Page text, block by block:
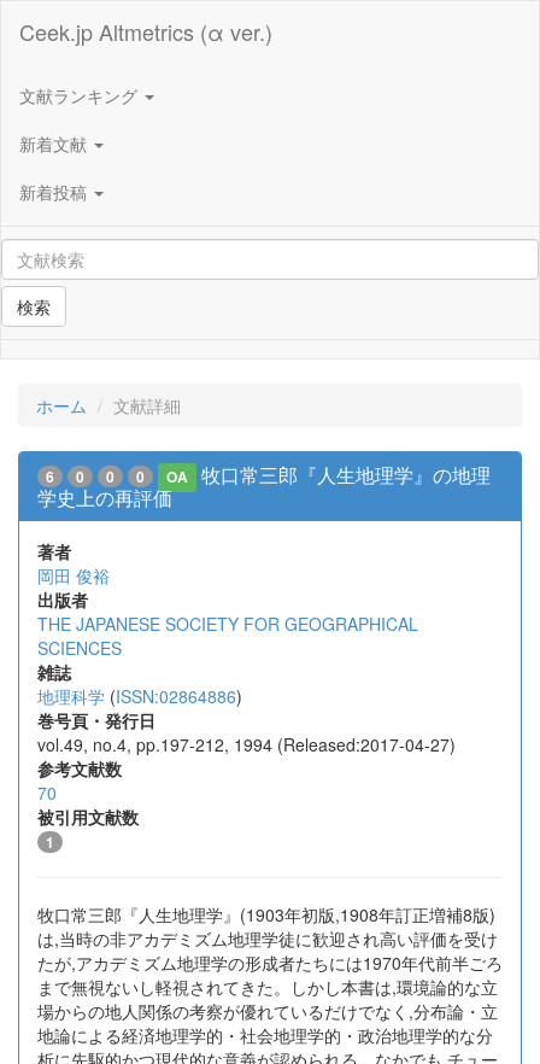
Ceek.jp Altmetrics (α ver.)
文献ランキング
新着文献
新着投稿
検索
ホーム 文献詳細
6 0 0 0 OA
牧口常三郎『人生地理学』の地理
学史上の再評価
著者
岡田 俊裕
出版者
THE JAPANESE SOCIETY FOR GEOGRAPHICAL
SCIENCES
雑誌
地理科学 (ISSN:02864886)
巻号頁・発行日
vol.49, no.4, pp.197-212, 1994 (Released:2017-04-27)
参考文献数
70
被引用文献数
1
牧口常三郎『人生地理学』(1903年初版,1908年訂正増補8版)
は,当時の非アカデミズム地理学徒に歓迎され高い評価を受け
たが,アカデミズム地理学の形成者たちには1970年代前半ごろ
まで無視ないし軽視されてきた。しかし本書は,環境論的な立
場からの地人関係の考察が優れているだけでなく,分布論・立
地論による経済地理学的・社会地理学的・政治地理学的な分
析に先駆的かつ現代的な意義が認められる。なかでも,チュー